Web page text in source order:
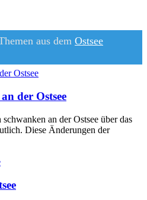
aus dem Ostsee
der Ostsee
an der Ostsee über das
Diese Änderungen der